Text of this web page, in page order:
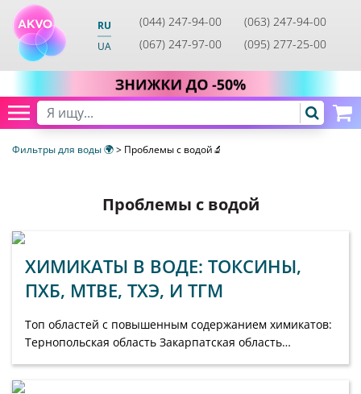
RU
UA
(044) 247-94-00
(063) 247-94-00
(067) 247-97-00
(095) 277-25-00
Фильтры для воды 🌍> Проблемы с водой🔬
Проблемы с водой
ХИМИКАТЫ В ВОДЕ: ТОКСИНЫ,
ПХБ, MTBE, TХЭ, И TГM
Топ областей с повышенным содержанием химикатов:
Тернопольская область Закарпатская область